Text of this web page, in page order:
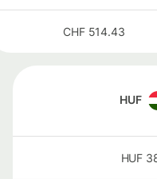
514.43
CHF
HUF
HUF